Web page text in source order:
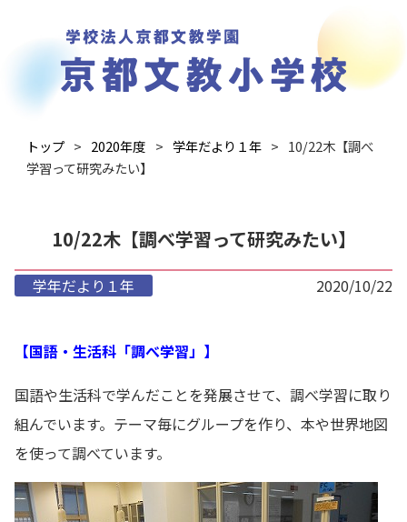
トップ 2020年度 学年だより１年
10/22木【調べ
学習って研究みたい】
10/22木【調べ学習って研究みたい】
学年だより１年 2020/10/22
【国語・生活科「調べ学習」】
国語や生活科で学んだことを発展させて、調べ学習に取り
組んでいます。テーマ毎にグループを作り、本や世界地図
を使って調べています。